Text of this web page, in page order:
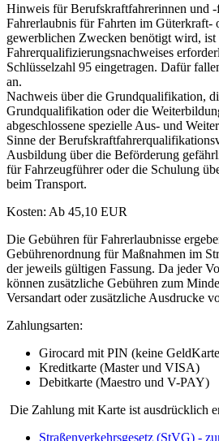
Hinweis für Berufskraftfahrerinnen und -
Fahrerlaubnis für Fahrten im Güterkraft-
gewerblichen Zwecken benötigt wird, ist
Fahrerqualifizierungsnachweises
Schlüsselzahl 95 eingetragen. Dafür
an.
Nachweis über die Grundqualifikation,
Grundqualifikation oder die
abgeschlossene spezielle Aus- und
Sinne der
Ausbildung über die Beförderung
für Fahrzeugführer oder die Schulung
beim Transport.
Kosten: Ab 45,10 EUR
Die Gebühren für Fahrerlaubnisse
Gebührenordnung für Maßnahmen im
der jeweils gültigen Fassung. Da jeder
können zusätzliche Gebühren zum
Versandart oder zusätzliche Ausdrucke
Zahlungsarten:
Girocard mit PIN (keine
Kreditkarte (Master und VISA)
Debitkarte (Maestro und V-PAY)
Die Zahlung mit Karte ist ausdrücklich
Straßenverkehrsgesetz (StVG) -